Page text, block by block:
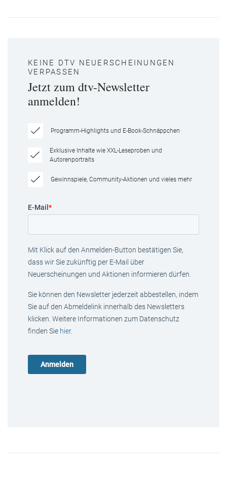
KEINE DTV NEUERSCHEINUNGEN
VERPASSEN
Jetzt zum dtv-Newsletter
anmelden!
Programm-Highlights und E-Book-Schnäppchen
Exklusive Inhalte wie XXL-Leseproben und
Autorenportraits
Gewinnspiele, Community-Aktionen und vieles mehr
E-Mail *
Mit Klick auf den Anmelden-Button bestätigen Sie,
dass wir Sie zukünftig per E-Mail über
Neuerscheinungen und Aktionen informieren dürfen.
Sie können den Newsletter jederzeit abbestellen, indem
Sie auf den Abmeldelink innerhalb des Newsletters
klicken. Weitere Informationen zum Datenschutz
finden Sie hier.